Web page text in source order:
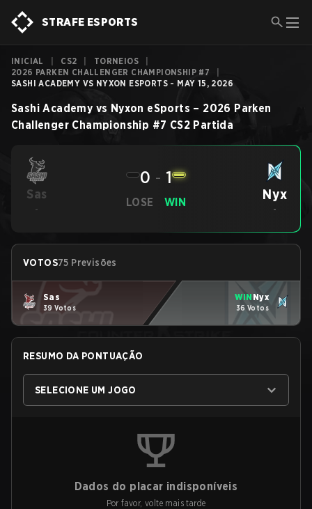
STRAFE ESPORTS
INICIAL CS2 TORNEIOS
2026 PARKEN CHALLENGER CHAMPIONSHIP #7
SASHI ACADEMY VS NYXON ESPORTS - MAY 15, 2026
Sashi Academy vs Nyxon eSports – 2026 Parken
Challenger Championship #7 CS2 Partida
Sas
-
LOSE
0 - 1
WIN Nyx
-
VOTOS75 Previsões
Sas
39 Votos
WIN Nyx
36 Votos
RESUMO DA PONTUAÇÃO
SELECIONE UM JOGO
Dados do placar indisponíveis
Por favor, volte mais tarde